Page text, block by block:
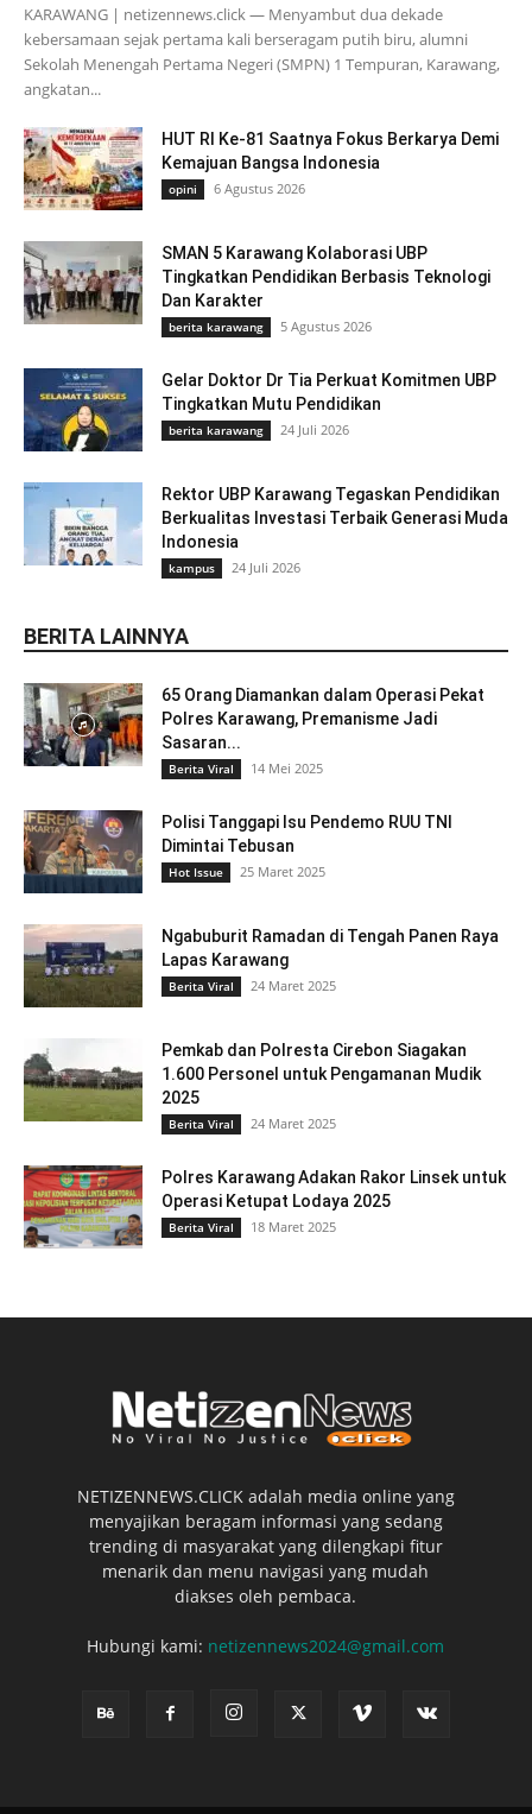
KARAWANG | netizennews.click — Menyambut dua dekade
kebersamaan sejak pertama kali berseragam putih biru, alumni
Sekolah Menengah Pertama Negeri (SMPN) 1 Tempuran, Karawang,
angkatan...
HUT RI Ke-81 Saatnya Fokus Berkarya Demi
Kemajuan Bangsa Indonesia
opini 6 Agustus 2026
SMAN 5 Karawang Kolaborasi UBP
Tingkatkan Pendidikan Berbasis Teknologi
Dan Karakter
berita karawang 5 Agustus 2026
Gelar Doktor Dr Tia Perkuat Komitmen UBP
Tingkatkan Mutu Pendidikan
berita karawang 24 Juli 2026
Rektor UBP Karawang Tegaskan Pendidikan
Berkualitas Investasi Terbaik Generasi Muda
Indonesia
kampus 24 Juli 2026
BERITA LAINNYA
65 Orang Diamankan dalam Operasi Pekat
Polres Karawang, Premanisme Jadi
Sasaran...
Berita Viral 14 Mei 2025
Polisi Tanggapi Isu Pendemo RUU TNI
Dimintai Tebusan
Hot Issue 25 Maret 2025
Ngabuburit Ramadan di Tengah Panen Raya
Lapas Karawang
Berita Viral 24 Maret 2025
Pemkab dan Polresta Cirebon Siagakan
1.600 Personel untuk Pengamanan Mudik
2025
Berita Viral 24 Maret 2025
Polres Karawang Adakan Rakor Linsek untuk
Operasi Ketupat Lodaya 2025
Berita Viral 18 Maret 2025
NETIZENNEWS.CLICK adalah media online yang
menyajikan beragam informasi yang sedang
trending di masyarakat yang dilengkapi fitur
menarik dan menu navigasi yang mudah
diakses oleh pembaca.
Hubungi kami: netizennews2024@gmail.com